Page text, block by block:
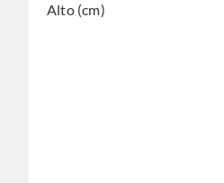
Alto (cm)